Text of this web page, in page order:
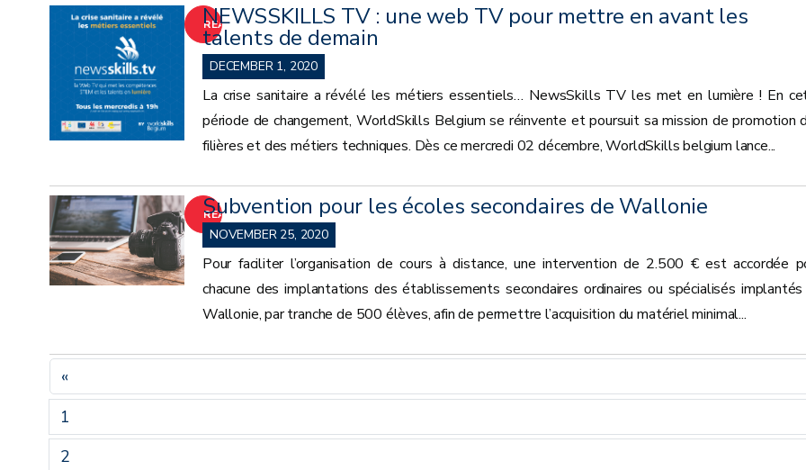
READ
MORE
NEWSSKILLS TV : une web TV pour mettre en avant les
talents de demain
DECEMBER 1, 2020
La crise sanitaire a révélé les métiers essentiels… NewsSkills TV les met en lumière ! En
période de changement, WorldSkills Belgium se réinvente et poursuit sa mission de promotion
filières et des métiers techniques. Dès ce mercredi 02 décembre, WorldSkills belgium lance...
READ
MORE
Subvention pour les écoles secondaires de Wallonie
NOVEMBER 25, 2020
Pour faciliter l’organisation de cours à distance, une intervention de 2.500 € est accordée
chacune des implantations des établissements secondaires ordinaires ou spécialisés implantés
Wallonie, par tranche de 500 élèves, afin de permettre l’acquisition du matériel minimal...
«
1
2